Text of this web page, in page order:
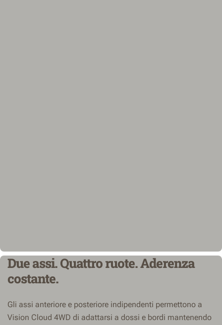
Due assi. Quattro ruote. Aderenza
costante.
Gli assi anteriore e posteriore indipendenti permettono a
Vision Cloud 4WD di adattarsi a dossi e bordi mantenendo